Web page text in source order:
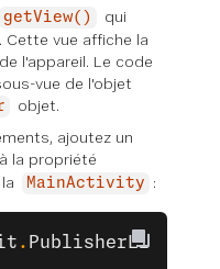
getView()
qui
Cette vue affiche la
l'appareil. Le code
vue de l'objet
objet.
ajoutez un
à la propriété
MainActivity :
. PublisherListener